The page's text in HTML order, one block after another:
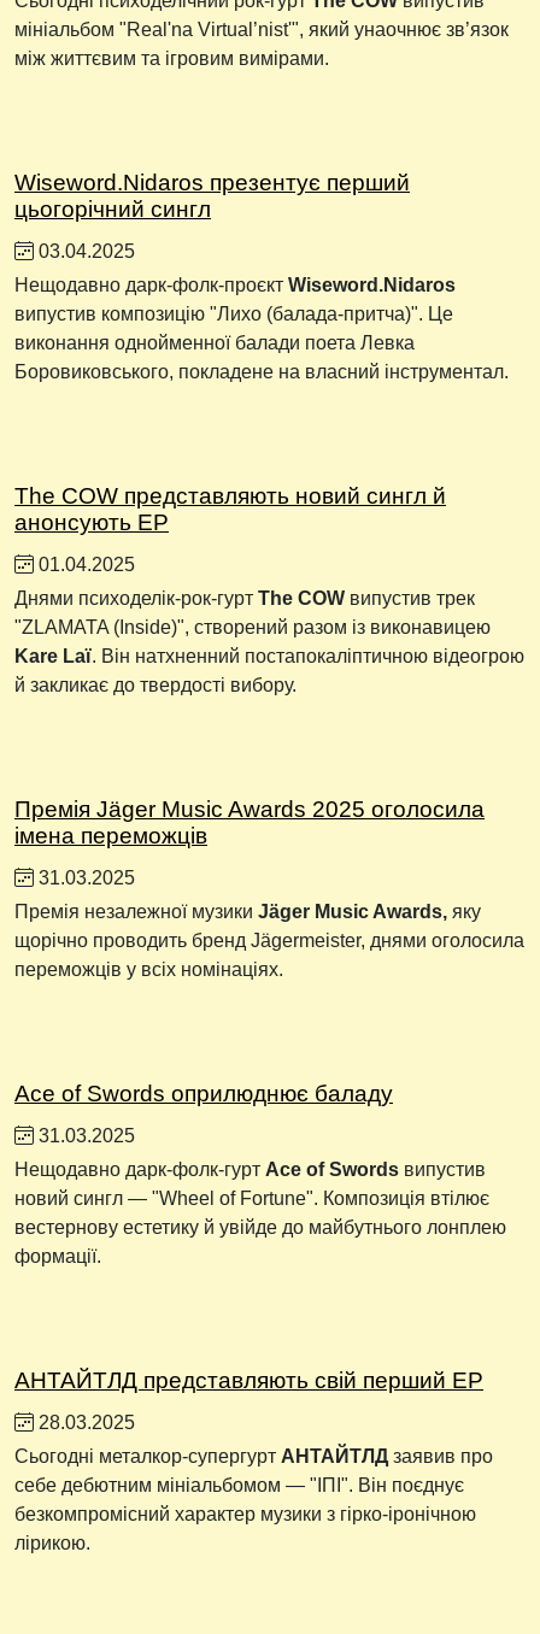
мініальбом "Real'na Virtual’nist'", який унаочнює зв’язок
між життєвим та ігровим вимірами.
Wiseword.Nidaros презентує перший
цьогорічний сингл
03.04.2025
Нещодавно дарк-фолк-проєкт Wiseword.Nidaros
випустив композицію "Лихо (балада-притча)". Це
виконання однойменної балади поета Левка
Боровиковського, покладене на власний інструментал.
The COW представляють новий сингл й
анонсують EP
01.04.2025
Днями психоделік-рок-гурт The COW випустив трек
"ZLAMATA (Inside)", створений разом із виконавицею
Kare Laї. Він натхненний постапокаліптичною відеогрою
й закликає до твердості вибору.
Премія Jäger Music Awards 2025 оголосила
імена переможців
31.03.2025
Премія незалежної музики Jäger Music Awards, яку
щорічно проводить бренд Jägermeister, днями оголосила
переможців у всіх номінаціях.
Ace of Swords оприлюднює баладу
31.03.2025
Нещодавно дарк-фолк-гурт Ace of Swords випустив
новий сингл — "Wheel of Fortune". Композиція втілює
вестернову естетику й увійде до майбутнього лонплею
формації.
АНТАЙТЛД представляють свій перший EP
28.03.2025
Сьогодні металкор-супергурт АНТАЙТЛД заявив про
себе дебютним мініальбомом — "ІПІ". Він поєднує
безкомпромісний характер музики з гірко-іронічною
лірикою.